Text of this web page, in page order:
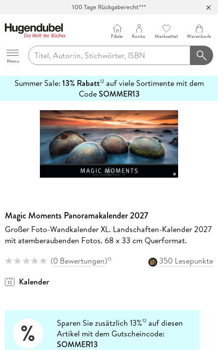
100 Tage Rückgaberecht***
Hugendubel
Menu
Filiale Konto Merkzettel Warenkorb
Summer Sale: 13% Rabatt12auf viele Sortimente mit dem
CodeSOMMER13
erfahren
Magic Moments Panoramakalender 2027
Großer Foto-Wandkalender XL. Landschaften-Kalender 2027
mit atemberaubenden Fotos. 68 x 33 cm Querformat.
(0 Bewertungen)15
350 Lesepunkte
Kalender
Sparen Sie zusätzlich 13%12 auf diesen
Artikel mit dem Gutscheincode:
SOMMER13